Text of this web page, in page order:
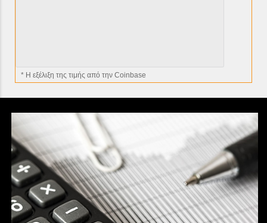
* H εξέλιξη της τιμής από την Coinbase